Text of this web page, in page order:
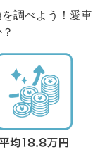
調べよう！愛車